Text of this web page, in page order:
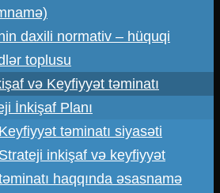
daxili normativ – hüquqi
toplusu
və Keyfiyyət təminatı
İnkişaf Planı
Keyfiyyət təminatı siyasəti
Strateji inkişaf və keyfiyyət
haqqında əsasnamə